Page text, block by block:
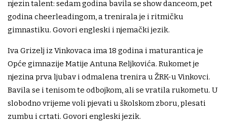
njezin talent: sedam godina bavila se show danceom, pet
godina cheerleadingom, a trenirala je i ritmičku
gimnastiku. Govori engleski i njemački jezik.
Iva Grizelj iz Vinkovaca ima 18 godina i maturantica je
Opće gimnazije Matije Antuna Reljkovića. Rukomet je
njezina prva ljubav i odmalena trenira u ŽRK-u Vinkovci.
Bavila se i tenisom te odbojkom, ali se vratila rukometu. U
slobodno vrijeme voli pjevati u školskom zboru, plesati
zumbu i crtati. Govori engleski jezik.